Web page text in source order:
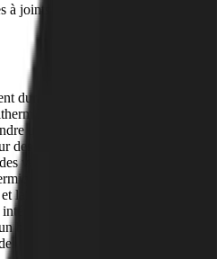
à joints ouverts favorisant ainsi
durable et pérenne. Le choix du
K15 s’est imposé comme une
une performance énergétique
des murs. C'est exactement ce que
ventilées K15. Non seulement il
mais il maximise aussi
laisse entrer davantage de lumière
très agréable à la clé ! En
bonus de liberté pour réaliser des
détails soignés.